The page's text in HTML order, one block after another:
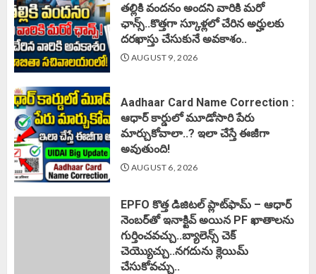
తల్లికి వందనం అందని వారికి మరో
ఛాన్స్..కొత్తగా స్కూళ్లలో చేరిన అర్హులకు
దరఖాస్తు చేసుకునే అవకాశం..
AUGUST 9, 2026
Aadhaar Card Name Correction :
ఆధార్ కార్డులో మూడోసారి పేరు
మార్చుకోవాలా..? ఇలా చేస్తే ఈజీగా
అవుతుంది!
AUGUST 6, 2026
EPFO కొత్త డిజిటల్ ప్లాట్‌ఫామ్‌ – ఆధార్
నెంబర్‌తో ఇనాక్టివ్ అయిన PF ఖాతాలను
గుర్తించవచ్చు..బ్యాలెన్స్ చెక్
చెయ్యొచ్చు..నగదును క్లెయిమ్
చేసుకోవచ్చు..